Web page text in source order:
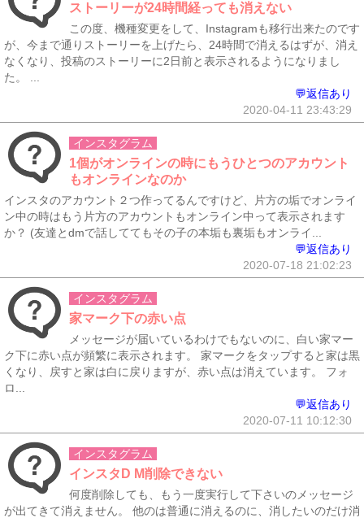
ストーリーが24時間経っても消えない
この度、機種変更をして、Instagramも移行出来たのです
が、今まで通りストーリーを上げたら、24時間で消えるはずが、消え
なくなり、投稿のストーリーに2日前と表示されるようになりまし
た。 ...
💬返信あり
2020-04-11 23:43:29
インスタグラム
1個がオンラインの時にもうひとつのアカウント
もオンラインなのか
インスタのアカウント２つ作ってるんですけど、片方の垢でオンライ
ン中の時はもう片方のアカウントもオンライン中って表示されます
か？ (友達とdmで話しててもその子の本垢も裏垢もオンライ...
💬返信あり
2020-07-18 21:02:23
インスタグラム
家マーク下の赤い点
メッセージが届いているわけでもないのに、白い家マー
ク下に赤い点が頻繁に表示されます。 家マークをタップすると家は黒
くなり、戻すと家は白に戻りますが、赤い点は消えています。 フォ
ロ...
💬返信あり
2020-07-11 10:12:30
インスタグラム
インスタD M削除できない
何度削除しても、もう一度実行して下さいのメッセージ
が出てきて消えません。 他のは普通に消えるのに、消したいのだけ消